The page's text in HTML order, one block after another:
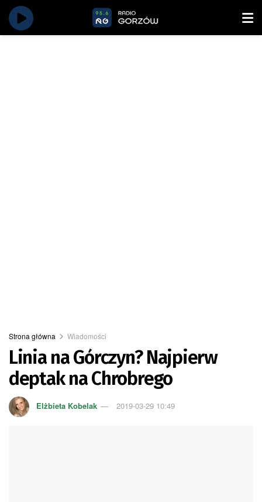
Strona główna Wiadomości
Linia na Górczyn? Najpierw
deptak na Chrobrego
Elżbieta Kobelak 2019-03-29 10:49